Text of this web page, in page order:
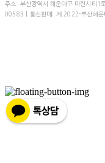
주소: 부산광역시 해운대구 마린시티
00583 | 통신판매: 제 2022-부산해